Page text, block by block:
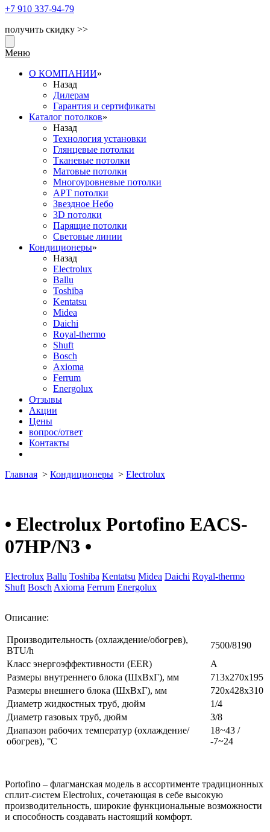
+7 910 337-94-79
получить скидку >>
Меню
О КОМПАНИИ»
Назад
Дилерам
Гарантия и сертификаты
Каталог потолков»
Назад
Технология установки
Глянцевые потолки
Тканевые потолки
Матовые потолки
Многоуровневые потолки
АРТ потолки
Звездное Небо
3D потолки
Парящие потолки
Световые линии
Кондиционеры»
Назад
Electrolux
Ballu
Toshiba
Kentatsu
Midea
Daichi
Royal-thermo
Shuft
Bosch
Axioma
Ferrum
Energolux
Отзывы
Акции
Цены
вопрос/ответ
Контакты
Главная > Кондиционеры > Electrolux
• Electrolux Portofino EACS-
07HP/N3 •
Electrolux Ballu Toshiba Kentatsu Midea Daichi Royal-thermo
Shuft Bosch Axioma Ferrum Energolux
Описание:
Производительность (охлаждение/обогрев),
BTU/h
7500/8190
Класс энергоэффективности (EER)
A
Размеры внутреннего блока (ШхВхГ), мм
713x270x195
Размеры внешнего блока (ШхВхГ), мм
720x428x310
Диаметр жидкостных труб, дюйм
1/4
Диаметр газовых труб, дюйм
3/8
Диапазон рабочих температур (охлаждение/
обогрев), °С
18~43 /
-7~24
Portofino – флагманская модель в ассортименте традиционных
сплит-систем Electrolux, сочетающая в себе высокую
производительность, широкие функциональные возможности
и способность создавать настоящий комфорт.